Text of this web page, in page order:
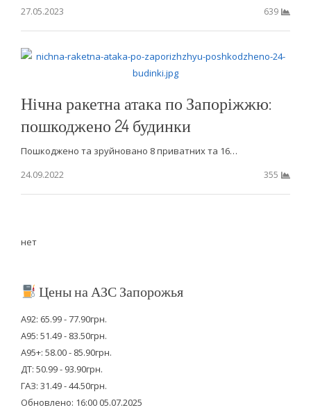
27.05.2023
639
Нічна ракетна атака по Запоріжжю:
пошкоджено 24 будинки
Пошкоджено та зруйновано 8 приватних та 16…
24.09.2022
355
нет
Цены на АЗС Запорожья
А92: 65.99 - 77.90грн.
А95: 51.49 - 83.50грн.
А95+: 58.00 - 85.90грн.
ДТ: 50.99 - 93.90грн.
ГАЗ: 31.49 - 44.50грн.
Обновлено: 16:00 05.07.2025